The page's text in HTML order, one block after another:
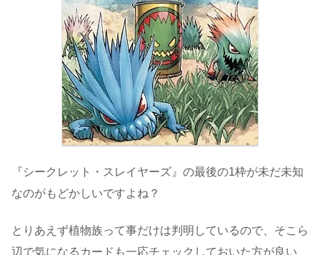
『シークレット・スレイヤーズ』の最後の1枠が未だ未知
なのがもどかしいですよね？
とりあえず植物族って事だけは判明しているので、そこら
辺で気になるカードも一応チェックしておいた方が良い